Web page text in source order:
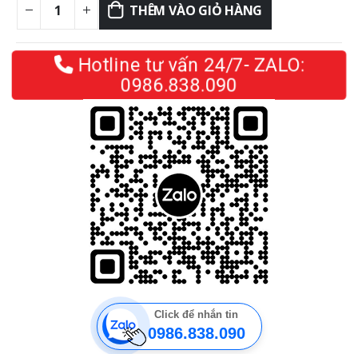
THÊM VÀO GIỎ HÀNG
Hotline tư vấn 24/7- ZALO:
0986.838.090
Click để nhắn tin
0986.838.090